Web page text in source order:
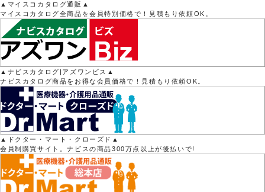
▲マイスコカタログ通販▲
マイスコカタログ全商品を会員特別価格で！見積もり依頼OK。
▲ナビスカタログ|アズワンビス▲
ナビスカタログ商品をお得な会員価格で！見積もり依頼OK。
▲ドクター・マート・クローズド▲
会員制購買サイト。ナビスの商品300万点以上が後払いで!